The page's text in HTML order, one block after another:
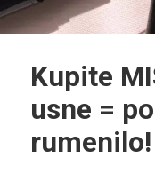
Kupite
usne =
rumenilo!